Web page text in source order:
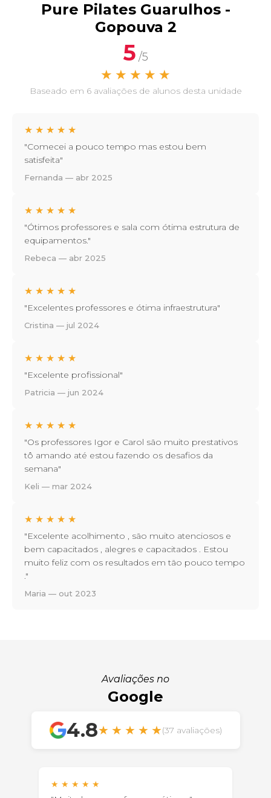
Pure Pilates Guarulhos -
Gopouva 2
5 /5
★ ★ ★ ★ ★
Baseado em 6 avaliações de alunos desta unidade
★ ★ ★ ★ ★
"Comecei a pouco tempo mas estou bem
satisfeita"
Fernanda — abr 2025
★ ★ ★ ★ ★
"Ótimos professores e sala com ótima estrutura de
equipamentos."
Rebeca — abr 2025
★ ★ ★ ★ ★
"Excelentes professores e ótima infraestrutura"
Cristina — jul 2024
★ ★ ★ ★ ★
"Excelente profissional"
Patricia — jun 2024
★ ★ ★ ★ ★
"Os professores Igor e Carol são muito prestativos
tô amando até estou fazendo os desafios da
semana"
Keli — mar 2024
★ ★ ★ ★ ★
"Excelente acolhimento , são muito atenciosos e
bem capacitados , alegres e capacitados . Estou
muito feliz com os resultados em tão pouco tempo
."
Maria — out 2023
Avaliações no
Google
4.8★ ★ ★ ★ ★(37 avaliações)
★ ★ ★ ★ ★